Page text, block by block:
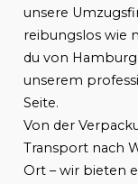
unsere
reibungslos wie
du von
unserem
Seite.
Von der
Transport nach
Ort – wir bieten